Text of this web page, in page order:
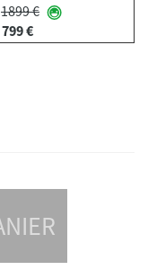
1899 €
799 €